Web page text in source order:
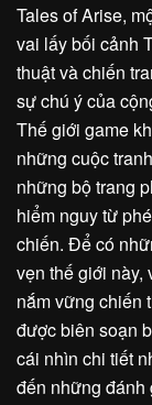
Tales of Arise,
vai lấy bối cảnh
thuật và chiến
sự chú ý của
Thế giới game
những cuộc
những bộ trang
hiểm nguy từ
chiến. Để có
vẹn thế giới này,
nắm vững chiến
được biên soạn
cái nhìn chi tiết
đến những đánh